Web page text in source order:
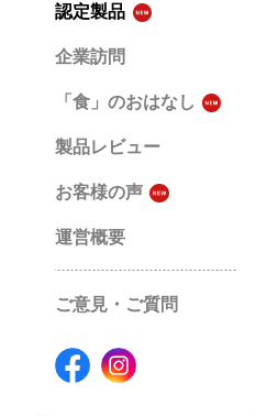
認定製品
企業訪問
「食」のおはなし
製品レビュー
お客様の声
運営概要
ご意見・ご質問